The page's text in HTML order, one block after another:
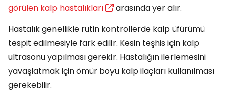
görülen kalp hastalıkları
arasında yer alır.
Hastalık genellikle rutin kontrollerde kalp üfürümü
tespit edilmesiyle fark edilir. Kesin teşhis için kalp
ultrasonu yapılması gerekir. Hastalığın ilerlemesini
yavaşlatmak için ömür boyu kalp ilaçları kullanılması
gerekebilir.